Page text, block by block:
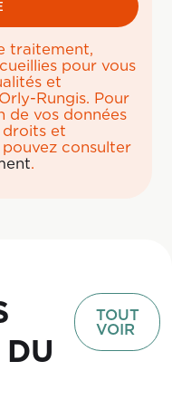
traitement,
pour vous
et
Rungis. Pour
de vos données
droits et
consulter
.
TOUT
VOIR